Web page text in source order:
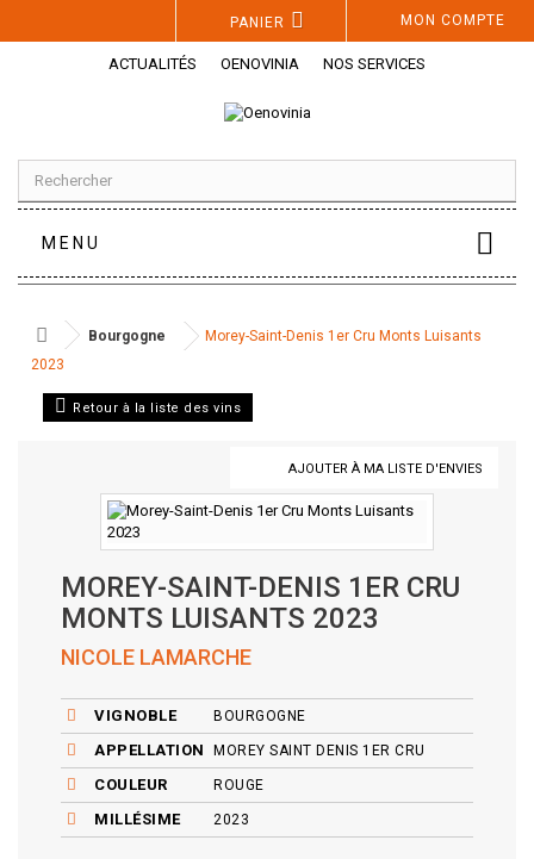
MON COMPTE
PANIER
ACTUALITÉS OENOVINIA NOS SERVICES
MENU
Bourgogne
Morey-Saint-Denis 1er Cru Monts Luisants
2023
AJOUTER À MA LISTE D'ENVIES
Retour à la liste des vins
MOREY-SAINT-DENIS 1ER CRU
MONTS LUISANTS 2023
NICOLE LAMARCHE
VIGNOBLE BOURGOGNE
APPELLATION MOREY SAINT DENIS 1ER CRU
COULEUR ROUGE
MILLÉSIME 2023